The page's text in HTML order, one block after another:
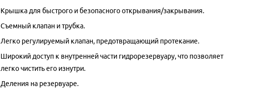
Крышка для быстрого и безопасного открывания/закрывания.
Съемный клапан и трубка.
Легко регулируемый клапан, предотвращающий протекание.
Широкий доступ к внутренней части гидрорезервуару, что позволяет
легко чистить его изнутри.
Деления на резервуаре.